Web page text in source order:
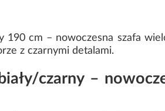
190 cm – nowoczesna szafa
z czarnymi detalami.
czarny –